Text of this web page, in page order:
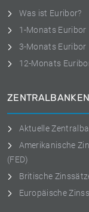
Was ist Euribor?
1-Monats Euribor
3-Monats Euribor
12-Monats
ZENTRALBANKEN
Aktuelle
Amerikanische
(FED)
Britische
Europäische